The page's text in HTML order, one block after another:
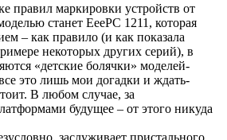
правил маркировки устройств от
станет EeePC 1211, которая
– как правило (и как показала
некоторых других серий), в
«детские болячки» моделей-
это лишь мои догадки и ждать-
В любом случае, за
будущее – от этого никуда
заслуживает пристального